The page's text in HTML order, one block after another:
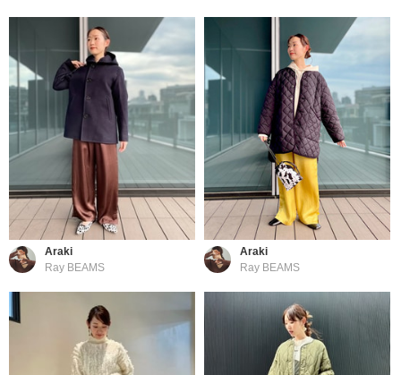
Araki
Ray BEAMS
Araki
Ray BEAMS